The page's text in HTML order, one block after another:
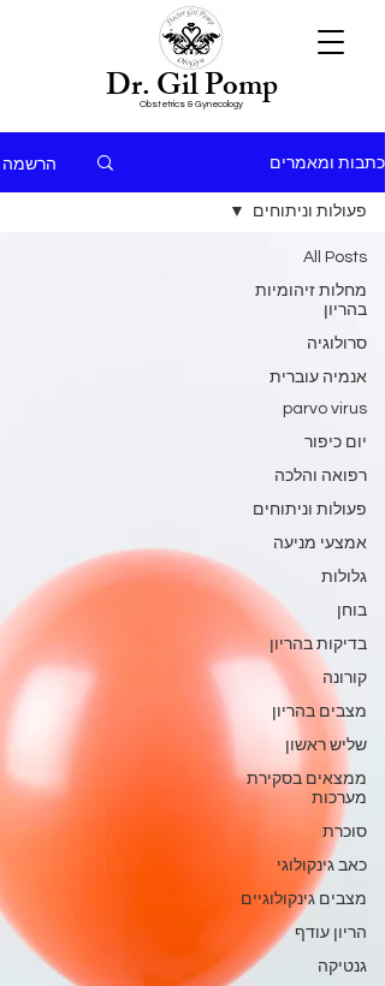
Obstetrics & Gynecology
Dr. Gil Pomp
כתבות ומאמרים הרשמה
All Posts
מחלות זיהומיות
בהריון
סרולוגיה
אנמיה עוברית
parvo virus
יום כיפור
רפואה והלכה
פעולות וניתוחים
אמצעי מניעה
גלולות
בוחן
בדיקות בהריון
קורונה
מצבים בהריון
שליש ראשון
ממצאים בסקירת
מערכות
סוכרת
כאב גינקולוגי
מצבים גינקולוגיים
הריון עודף
גנטיקה
פעולות וניתוחים